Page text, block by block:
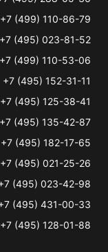
+7 (499) 110-86-79
+7 (495) 023-81-52
+7 (499) 110-53-06
+7 (495) 152-31-11
+7 (495) 125-38-41
+7 (495) 135-42-87
+7 (495) 182-17-65
+7 (495) 021-25-26
(495) 023-42-98
(495) 431-00-33
+7 (495) 128-01-88